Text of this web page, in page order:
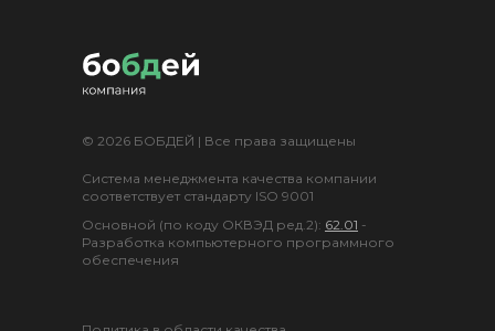
© 2026 БОБДЕЙ | Все права защищены
Основной (по коду ОКВЭД ред.2): 62.01 -
Разработка компьютерного программного
обеспечения
Система менеджмента качества компании
соответствует стандарту ISO 9001